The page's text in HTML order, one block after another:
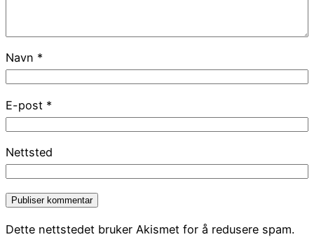
Navn *
E-post *
Nettsted
Dette nettstedet bruker Akismet for å redusere spam.